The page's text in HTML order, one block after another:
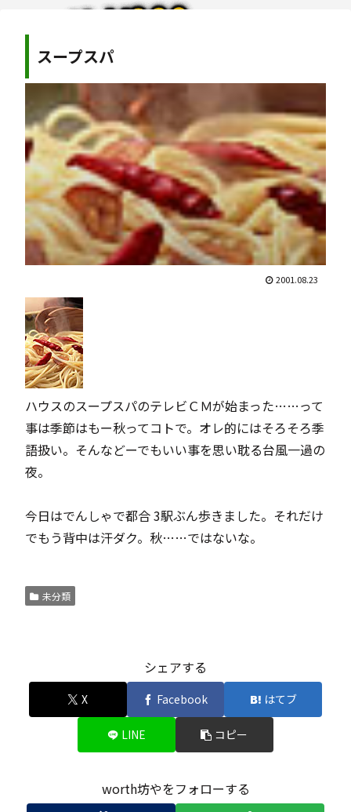
スープスパ
2001.08.23
ハウスのスープスパのテレビＣＭが始まった……って
事は季節はもー秋ってコトで。オレ的にはそろそろ季
語扱い。そんなどーでもいい事を思い耽る台風一過の
夜。
今日はでんしゃで都合 3駅ぶん歩きました。それだけ
でもう背中は汗ダク。秋……ではないな。
未分類
シェアする
X Facebook はてブ
LINE コピー
worth坊やをフォローする